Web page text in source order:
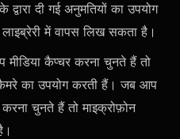
दी गई अनुमतियों का उपयोग
में वापस लिख सकता है।
कैप्चर करना चुनते हैं तो
का उपयोग करती हैं। जब आप
चुनते हैं तो माइक्रोफ़ोन